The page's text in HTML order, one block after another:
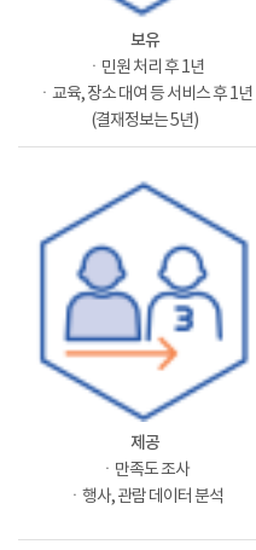
보유
ㆍ민원 처리 후 1년
ㆍ교육, 장소 대여 등 서비스 후 1년
(결재정보는 5년)
제공
ㆍ만족도 조사
ㆍ행사, 관람 데이터 분석